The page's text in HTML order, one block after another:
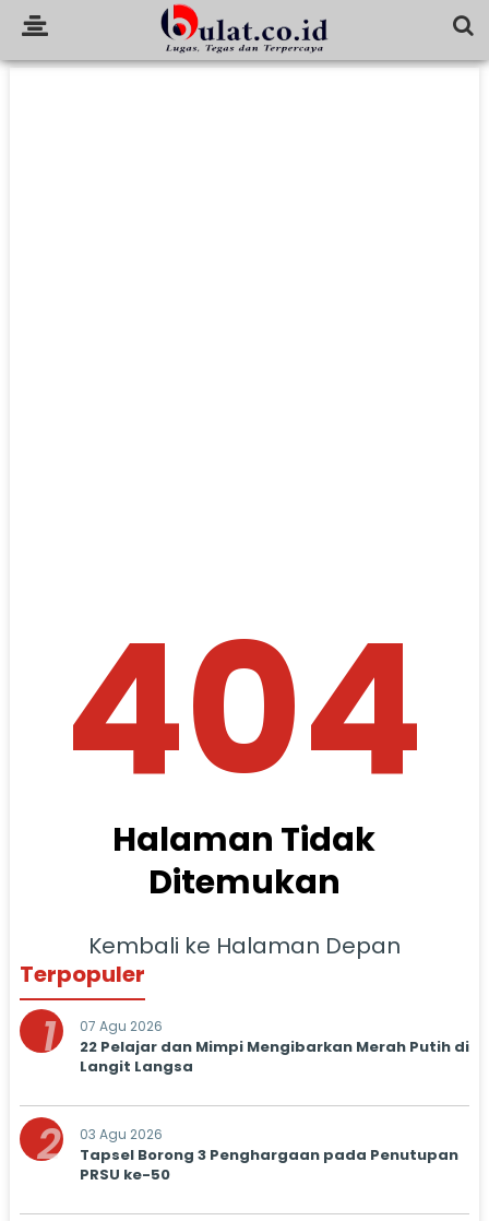
404
Halaman Tidak
Ditemukan
Kembali ke Halaman Depan
Terpopuler
1 07 Agu 2026
22 Pelajar dan Mimpi Mengibarkan Merah Putih di
Langit Langsa
2 03 Agu 2026
Tapsel Borong 3 Penghargaan pada Penutupan
PRSU ke-50